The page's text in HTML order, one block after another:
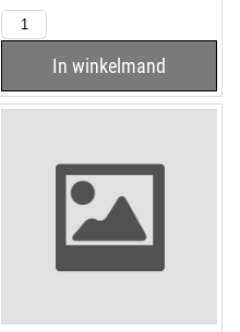
Spider Filmrol heeft een mat
zwarte afwerking met...
In winkelmand